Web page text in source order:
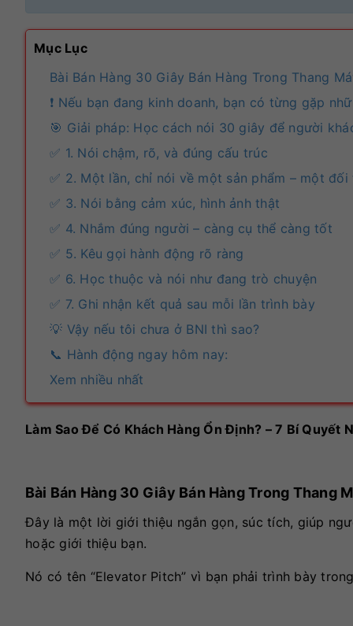
Mục Lục
Bài Bán Hàng 30 Giây Bán Hàng Trong Thang
❗ Nếu bạn đang kinh doanh, bạn có từng gặp
🎯 Giải pháp: Học cách nói 30 giây để người
✅ 1. Nói chậm, rõ, và đúng cấu trúc
✅ 2. Một lần, chỉ nói về một sản phẩm – một
✅ 3. Nói bằng cảm xúc, hình ảnh thật
✅ 4. Nhắm đúng người – càng cụ thể càng tốt
✅ 5. Kêu gọi hành động rõ ràng
✅ 6. Học thuộc và nói như đang trò chuyện
✅ 7. Ghi nhận kết quả sau mỗi lần trình bày
💡 Vậy nếu tôi chưa ở BNI thì sao?
📞 Hành động ngay hôm nay:
Xem nhiều nhất
Làm Sao Để Có Khách Hàng Ổn Định? – 7 Bí
Bài Bán Hàng 30 Giây Bán Hàng Trong Thang
Đây là một lời giới thiệu ngắn gọn, súc tích, giúp
hoặc giới thiệu bạn.
Nó có tên “Elevator Pitch” vì bạn phải trình bày